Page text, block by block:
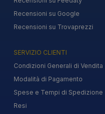
Recensioni su Google
Recensioni su Trovaprezzi
SERVIZIO CLIENTI
Condizioni Generali di Vendita
Modalità di Pagamento
Spese e Tempi di Spedizione
Resi